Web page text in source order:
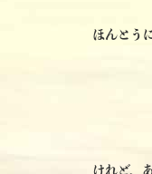
ほんとう
けれど、